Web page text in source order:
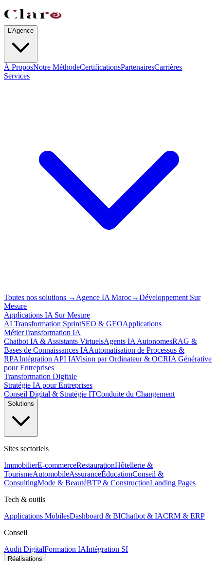
L'Agence
À ProposNotre MéthodeCertificationsPartenairesCarrières
Services
Toutes nos solutions → Agence IA Maroc→Développement Sur
Mesure
Applications IA Sur Mesure
AI Transformation SprintSEO & GEOApplications
MétierTransformation IA
Chatbot IA & Assistants VirtuelsAgents IA AutonomesRAG &
Bases de Connaissances IAAutomatisation de Processus &
RPAIntégration API IAVision par Ordinateur & OCRIA Générative
pour Entreprises
Transformation Digitale
Stratégie IA pour Entreprises
Conseil Digital & Stratégie ITConduite du Changement
Solutions
Sites sectoriels
ImmobilierE-commerceRestaurationHôtellerie &
TourismeAutomobileAssuranceÉducationConseil &
ConsultingMode & BeautéBTP & ConstructionLanding Pages
Tech & outils
Applications MobilesDashboard & BIChatbot & IACRM & ERP
Conseil
Audit DigitalFormation IAIntégration SI
Réalisations